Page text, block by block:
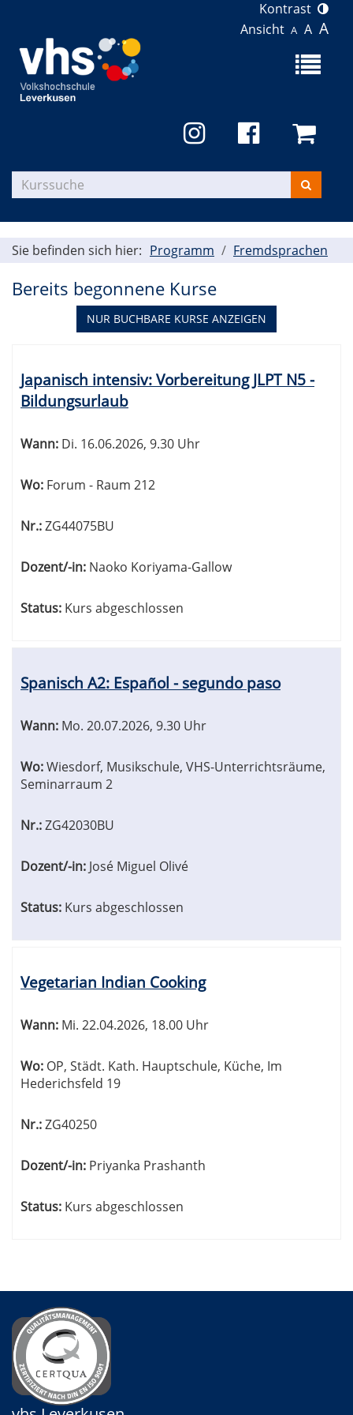
Kontrast
Ansicht A A A
Menü
Kurse
suchen
Sie befinden sich hier: Programm Fremdsprachen
Bereits begonnene Kurse
NUR BUCHBARE KURSE ANZEIGEN
Tabellenüberschriften
können
sortiert
Japanisch intensiv: Vorbereitung JLPT N5 -
Bildungsurlaub
Wann: Di. 16.06.2026, 9.30 Uhr
Wo: Forum - Raum 212
Nr.:ZG44075BU
Dozent/-in: Naoko Koriyama-Gallow
Status: Kurs abgeschlossen
Spanisch A2: Español - segundo paso
Wann: Mo. 20.07.2026, 9.30 Uhr
Wo:Wiesdorf, Musikschule, VHS-Unterrichtsräume,
Seminarraum 2
Nr.:ZG42030BU
Dozent/-in: José Miguel Olivé
Status: Kurs abgeschlossen
Vegetarian Indian Cooking
Wann: Mi. 22.04.2026, 18.00 Uhr
Wo: OP, Städt. Kath. Hauptschule, Küche, Im
Hederichsfeld 19
Nr.:ZG40250
Dozent/-in: Priyanka Prashanth
Status: Kurs abgeschlossen